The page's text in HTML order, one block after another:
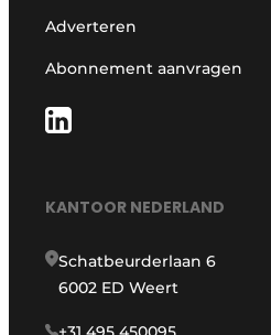
Adverteren
Abonnement aanvragen
KANTOOR NEDERLAND
Schatbeurderlaan 6
6002 ED Weert